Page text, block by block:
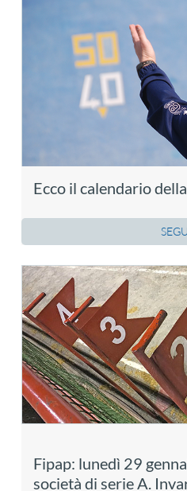
Ecco il calendario
Fipap: lunedì 29
società di serie A.